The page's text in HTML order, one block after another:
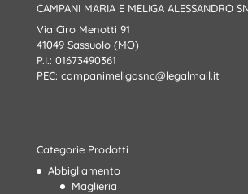
CAMPANI MARIA E MELIGA ALESSANDRO
Via Ciro Menotti 91
41049 Sassuolo (MO)
P.I.: 01673490361
PEC: campanimeligasnc@legalmail.it
Categorie Prodotti
Abbigliamento
Maglieria